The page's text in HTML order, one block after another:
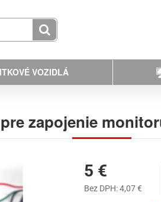
VOZIDLÁ
zapojenie
5 €
Bez DPH: 4,07 €